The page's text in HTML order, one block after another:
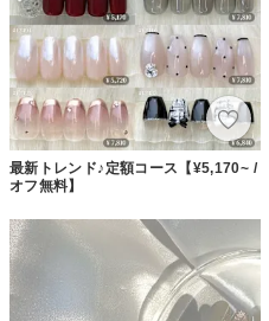
最新トレンド♪定額コース【¥5,170~ /
オフ無料】